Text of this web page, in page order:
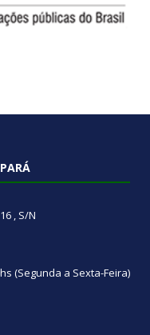
, S/N
(Segunda a Sexta-Feira)